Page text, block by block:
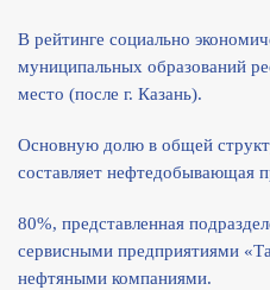
В рейтинге социально
муниципальных образований
место (после г. Казань).
Основную долю в общей
составляет нефтедобывающая
80%, представленная
сервисными предприятиями
нефтяными компаниями.